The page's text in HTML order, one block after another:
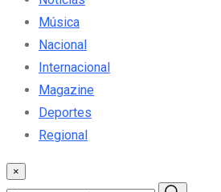
Música
Nacional
Internacional
Magazine
Deportes
Regional
×